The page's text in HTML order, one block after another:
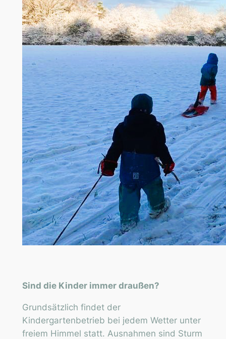
Sind die Kinder immer draußen?
Grundsätzlich findet der
Kindergartenbetrieb bei jedem Wetter unter
freiem Himmel statt. Ausnahmen sind Sturm